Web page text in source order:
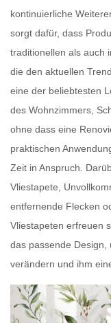
kontinuierliche
sorgt dafür, dass
traditionellen als auch
die den aktuellen
eine der beliebtesten
des Wohnzimmers,
ohne dass eine
praktischen
Zeit in Anspruch.
Vliestapete,
entfernende Flecken
Vliestapeten erfreuen
das passende Design,
verändern und ihm